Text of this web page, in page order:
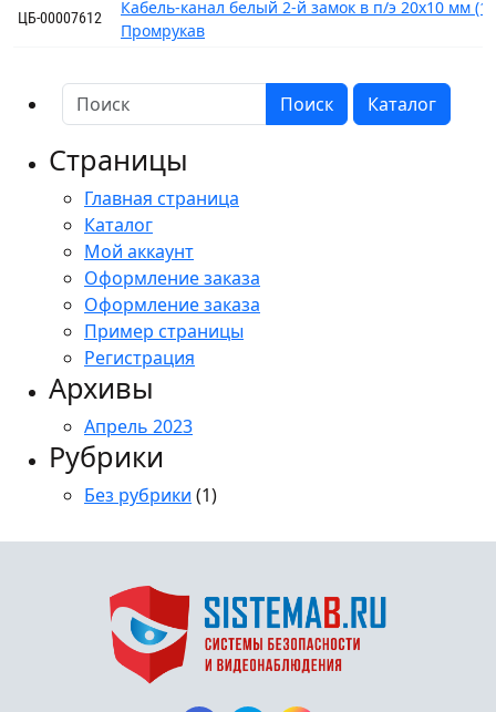
Промрукав
ЦБ-00007612
Кабель-канал белый 2-й замок в п/э 20х10 мм
Промрукав
Поиск Каталог
Страницы
Главная страница
Каталог
Мой аккаунт
Оформление заказа
Оформление заказа
Пример страницы
Регистрация
Архивы
Апрель 2023
Рубрики
Без рубрики (1)